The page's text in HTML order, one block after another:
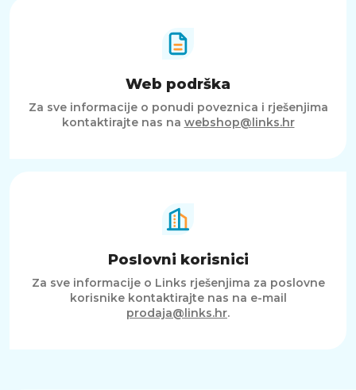
Web podrška
Za sve informacije o ponudi poveznica i rješenjima
kontaktirajte nas na webshop@links.hr
Poslovni korisnici
Za sve informacije o Links rješenjima za poslovne
korisnike kontaktirajte nas na e-mail
prodaja@links.hr.